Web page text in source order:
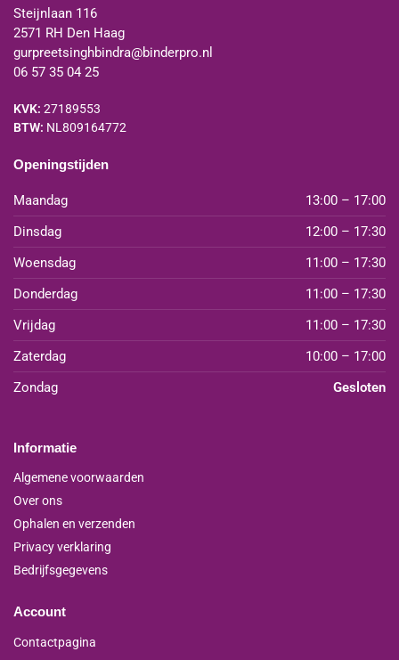
Steijnlaan 116
2571 RH Den Haag
gurpreetsinghbindra@binderpro.nl
06 57 35 04 25
KVK: 27189553
BTW: NL809164772
Openingstijden
Maandag
13:00 – 17:00
Dinsdag
12:00 – 17:30
Woensdag
11:00 – 17:30
Donderdag
11:00 – 17:30
Vrijdag
11:00 – 17:30
Zaterdag
10:00 – 17:00
Zondag
Gesloten
Informatie
Algemene voorwaarden
Over ons
Ophalen en verzenden
Privacy verklaring
Bedrijfsgegevens
Account
Contactpagina